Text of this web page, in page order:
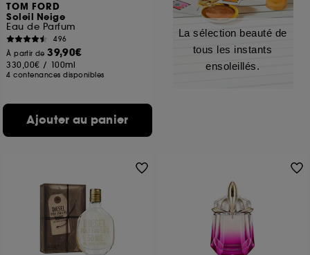
TOM FORD
Soleil Neige
Eau de Parfum
496
À partir de39,90€
330,00€ / 100ml
4 contenances disponibles
Ajouter au panier
La sélection beauté de
tous les instants
ensoleillés.